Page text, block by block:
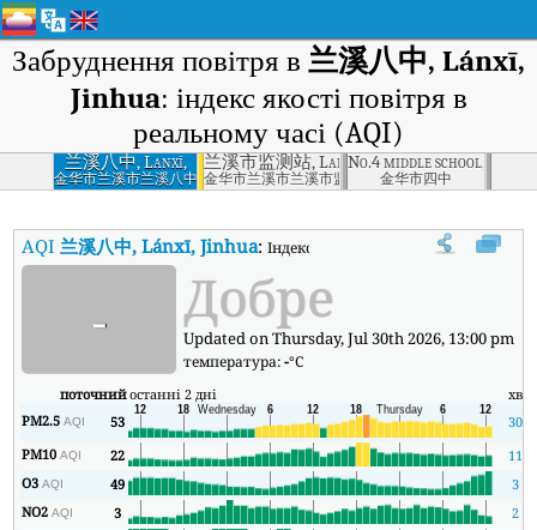
Забруднення повітря в 兰溪八中, Lánxī,
Jinhua: індекс якості повітря в
реальному часі (AQI)
兰溪八中, Lanxī,
Jinhua
金华市兰溪市兰溪八中
兰溪市监测站, Lanxī, Jinhua
金华市兰溪市兰溪市监测站
No.4 middle school, Jinhua
金华市四中
AQI兰溪八中, Lánxī, Jinhua:Індекс якості повітря в реальному
- Добре
Updated on Thursday, Jul 30th 2026, 13:00 pm
температура:-°C
поточнийостанні 2 дні хв
PM2.5AQI 53
30
PM10AQI 22
11
O3AQI 49
3
NO2AQI 3
2